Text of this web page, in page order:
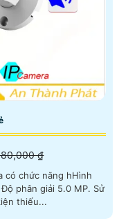
₫
có chức năng hHình
phân giải 5.0 MP. Sử
thiếu...